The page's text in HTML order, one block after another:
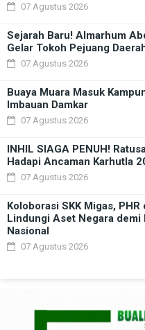
07 Agustus 2026
Sejarah Baru! Almarhum
Gelar Tokoh Pejuang
07 Agustus 2026
Buaya Muara Masuk
Imbauan Damkar
07 Agustus 2026
INHIL SIAGA PENUH!
Hadapi Ancaman Karhutla
07 Agustus 2026
Koloborasi SKK Migas,
Lindungi Aset Negara demi
Nasional
07 Agustus 2026